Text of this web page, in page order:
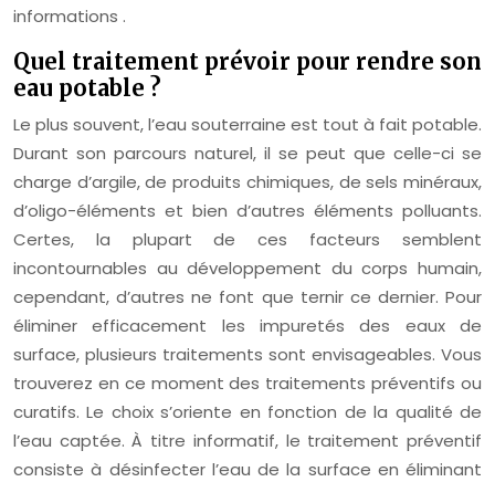
informations .
Quel traitement prévoir pour rendre son
eau potable ?
Le plus souvent, l’eau souterraine est tout à fait potable.
Durant son parcours naturel, il se peut que celle-ci se
charge d’argile, de produits chimiques, de sels minéraux,
d’oligo-éléments et bien d’autres éléments polluants.
Certes, la plupart de ces facteurs semblent
incontournables au développement du corps humain,
cependant, d’autres ne font que ternir ce dernier. Pour
éliminer efficacement les impuretés des eaux de
surface, plusieurs traitements sont envisageables. Vous
trouverez en ce moment des traitements préventifs ou
curatifs. Le choix s’oriente en fonction de la qualité de
l’eau captée. À titre informatif, le traitement préventif
consiste à désinfecter l’eau de la surface en éliminant